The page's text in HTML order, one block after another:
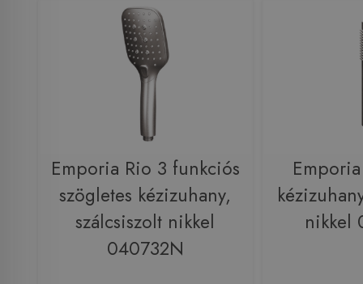
Emporia Rio 3 funkciós
szögletes kézizuhany,
szálcsiszolt nikkel
040732N
nikkel